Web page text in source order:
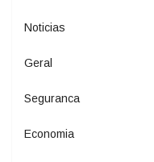
Noticias
Geral
Seguranca
Economia